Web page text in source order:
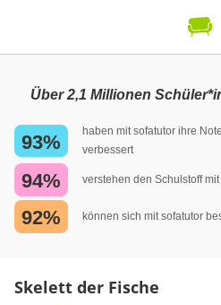
Über 2,1 Millionen
93%
haben mit sofatutor ihre
verbessert
94% verstehen den Schulstoff
92% können sich mit sofatutor
Skelett der Fische